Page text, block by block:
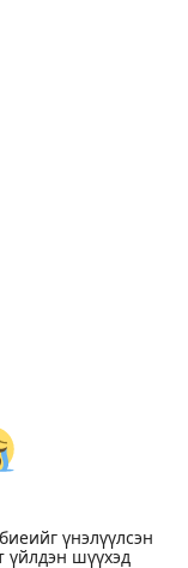
үнэлүүлсэн
үйлдэн шүүхэд